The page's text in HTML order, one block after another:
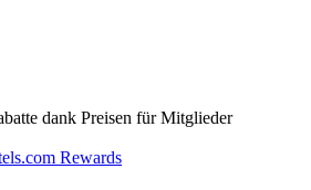
dank Preisen für Mitglieder
Rewards